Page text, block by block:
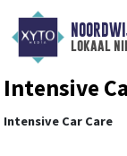
lokaal
Intensive
Intensive Car Care